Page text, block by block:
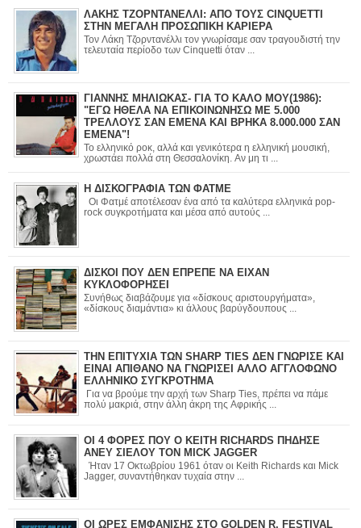
ΛΑΚΗΣ ΤΖΟΡΝΤΑΝΕΛΛΙ: ΑΠΟ ΤΟΥΣ CINQUETTI
ΣΤΗΝ ΜΕΓΑΛΗ ΠΡΟΣΩΠΙΚΗ ΚΑΡΙΕΡΑ
Τον Λάκη Τζορντανέλλι τον γνωρίσαμε σαν τραγουδιστή την
τελευταία περίοδο των Cinquetti όταν ...
ΓΙΑΝΝΗΣ ΜΗΛΙΩΚΑΣ- ΓΙΑ ΤΟ ΚΑΛΟ ΜΟΥ(1986):
"ΕΓΩ ΗΘΕΛΑ ΝΑ ΕΠΙΚΟΙΝΩΝΗΣΩ ΜΕ 5.000
ΤΡΕΛΛΟΥΣ ΣΑΝ ΕΜΕΝΑ ΚΑΙ ΒΡΗΚΑ 8.000.000 ΣΑΝ
ΕΜΕΝΑ"!
Το ελληνικό ροκ, αλλά και γενικότερα η ελληνική μουσική,
χρωστάει πολλά στη Θεσσαλονίκη. Αν μη τι ...
Η ΔΙΣΚΟΓΡΑΦΙΑ ΤΩΝ ΦΑΤΜΕ
Οι Φατμέ αποτέλεσαν ένα από τα καλύτερα ελληνικά pop-
rock συγκροτήματα και μέσα από αυτούς ...
ΔΙΣΚΟΙ ΠΟΥ ΔΕΝ ΕΠΡΕΠΕ ΝΑ ΕΙΧΑΝ
ΚΥΚΛΟΦΟΡΗΣΕΙ
Συνήθως διαβάζουμε για «δίσκους αριστουργήματα»,
«δίσκους διαμάντια» κι άλλους βαρύγδουπους ...
ΤΗΝ ΕΠΙΤΥΧΙΑ ΤΩΝ SHARP TIES ΔΕΝ ΓΝΩΡΙΣΕ ΚΑΙ
ΕΙΝΑΙ ΑΠΙΘΑΝΟ ΝΑ ΓΝΩΡΙΣΕΙ ΑΛΛΟ ΑΓΓΛΟΦΩΝΟ
ΕΛΛΗΝΙΚΟ ΣΥΓΚΡΟΤΗΜΑ
Για να βρούμε την αρχή των Sharp Ties, πρέπει να πάμε
πολύ μακριά, στην άλλη άκρη της Αφρικής ...
ΟΙ 4 ΦΟΡΕΣ ΠΟΥ Ο KEITH RICHARDS ΠΗΔΗΣΕ
ΑΝΕΥ ΣΙΕΛΟΥ ΤΟΝ MICK JAGGER
Ήταν 17 Οκτωβρίου 1961 όταν οι Keith Richards και Mick
Jagger, συναντήθηκαν τυχαία στην ...
ΟΙ ΩΡΕΣ ΕΜΦΑΝΙΣΗΣ ΣΤΟ GOLDEN R. FESTIVAL